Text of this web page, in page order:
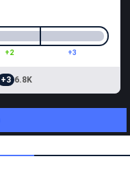
+2 +3
+3 6.8K